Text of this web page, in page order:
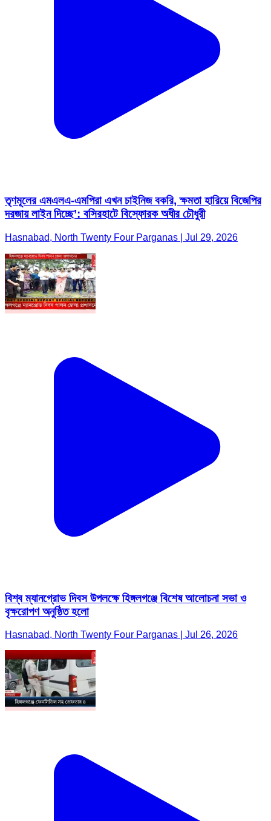
তৃণমূলের এমএলএ-এমপিরা এখন চাইনিজ বকরি, ক্ষমতা হারিয়ে বিজেপির
দরজায় লাইন দিচ্ছে’: বসিরহাটে বিস্ফোরক অধীর চৌধুরী
Hasnabad, North Twenty Four Parganas | Jul 29, 2026
বিশ্ব ম্যানগ্রোভ দিবস উপলক্ষে হিঙ্গলগঞ্জে বিশেষ আলোচনা সভা ও
বৃক্ষরোপণ অনুষ্ঠিত হলো
Hasnabad, North Twenty Four Parganas | Jul 26, 2026